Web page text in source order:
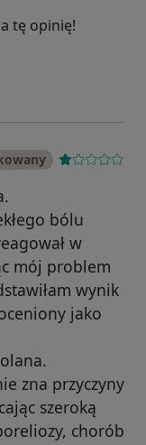
tę opinię!
bólu
w
mój problem
wynik
jako
zna przyczyny
szeroką
chorób